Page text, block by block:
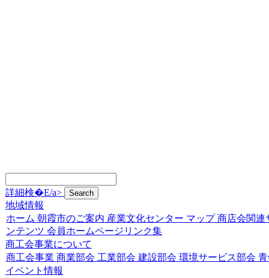
詳細検�E/a>
地域情報
ホーム 朝霞市のご案内 産業文化センター マップ 商店会関連
ンテンツ 会員ホームページリンク集
商工会事業について
商工会事業 商業部会 工業部会 建設部会 環境サービス部会
イベント情報